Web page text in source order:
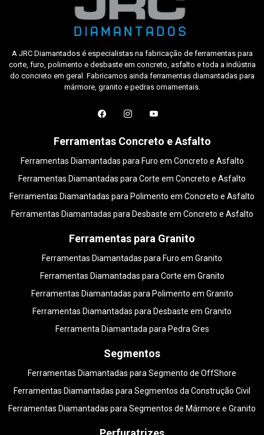
A JRC Diamantados é especialistas na fabricação de ferramentas para
corte, furo, polimento e desbaste em concreto, asfalto e toda a indústria
do concreto em geral. Fabricamos ainda ferramentas diamantadas para
mármore, granito e pedras ornamentais.
Ferramentas Concreto e Asfalto
Ferramentas Diamantadas para Furo em Concreto e Asfalto
Ferramentas Diamantadas para Corte em Concreto e Asfalto
Ferramentas Diamantadas para Polimento em Concreto e Asfalto
Ferramentas Diamantadas para Desbaste em Concreto e Asfalto
Ferramentas para Granito
Ferramentas Diamantadas para Furo em Granito
Ferramentas Diamantadas para Corte em Granito
Ferramentas Diamantadas para Polimento em Granito
Ferramentas Diamantadas para Desbaste em Granito
Ferramenta Diamantada para Pedra Gres
Segmentos
Ferramentas Diamantadas para Segmento de OffShore
Ferramentas Diamantadas para Segmentos da Construção Civil
Ferramentas Diamantadas para Segmentos de Mármore e Granito